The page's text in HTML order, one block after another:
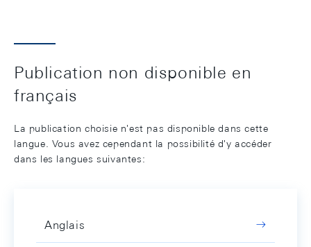
Publication non disponible en
français
La publication choisie n'est pas disponible dans cette
langue. Vous avez cependant la possibilité d'y accéder
dans les langues suivantes:
Anglais